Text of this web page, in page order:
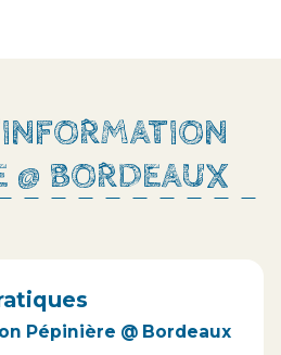
@ BORDEAUX
Pépinière @ Bordeaux